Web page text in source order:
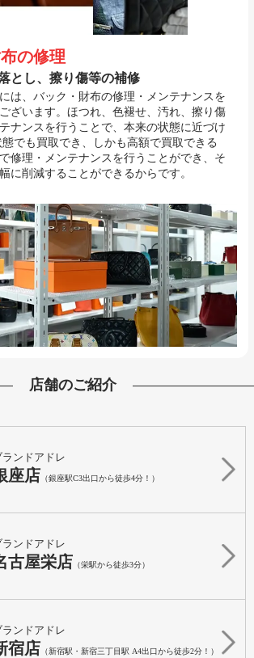
の修理
とし、擦り傷等の補修
は、バック・財布の修理・メンテナンスを
ざいます。ほつれ、色褪せ、汚れ、擦り傷
ナンスを行うことで、本来の状態に近づけ
態でも買取でき、しかも高額で買取できる
修理・メンテナンスを行うことができ、そ
に削減することができるからです。
店舗のご紹介
ランドアドレ
座店 （銀座駅C3出口から徒歩4分！）
ランドアドレ
古屋栄店 （栄駅から徒歩3分）
ランドアドレ
宿店 （新宿駅・新宿三丁目駅 A4出口から徒歩2分！）